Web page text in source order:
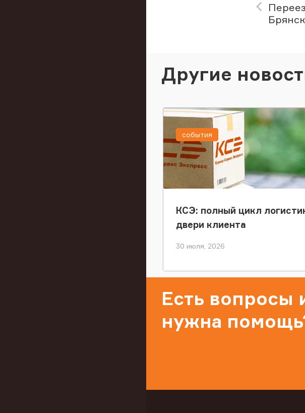
Брянск
Другие
КСЭ: полный цикл
двери клиента
30 июля, 2026
события
Есть вопросы
нужна